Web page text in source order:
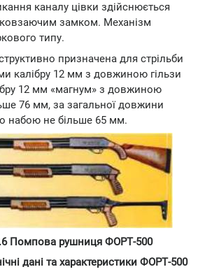
каналу цівки здійснюється
замком. Механізм
типу.
призначена для стрільби
калібру 12 мм з довжиною гільзи
12 мм «магнум» з довжиною
76 мм, за загальної довжини
набою не більше 65 мм.
Помпова рушниця ФОРТ-500
дані та характеристики ФОРТ-500